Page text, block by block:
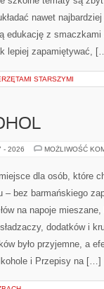
- 2026 MOŻLIWOŚĆ
Kościoła, którego
Bogiem, przez
łączy
interpretacja i
- 2026 MOŻLIWOŚĆ